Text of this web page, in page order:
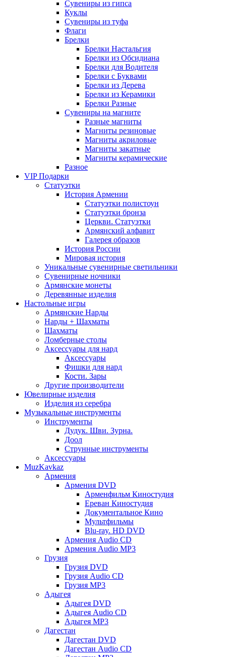
Сувениры из гипса
Куклы
Сувениры из туфа
Флаги
Брелки
Брелки Настальгия
Брелки из Обсидиана
Брелки для Водителя
Брелки с Буквами
Брелки из Дерева
Брелки из Керамики
Брелки Разные
Сувениры на магните
Разные магниты
Магниты резиновые
Магниты акриловые
Магниты закатные
Магниты керамические
Разное
VIP Подарки
Статуэтки
История Армении
Статуэтки полистоун
Статуэтки бронза
Церкви. Статуэтки
Армянский алфавит
Галерея образов
История России
Мировая история
Уникальные сувенирные светильники
Сувенирные ночники
Армянские монеты
Деревянные изделия
Настольные игры
Армянские Нарды
Нарды + Шахматы
Шахматы
Ломберные столы
Аксессуары для нард
Аксессуары
Фишки для нард
Кости. Зары
Другие производители
Ювелирные изделия
Изделия из серебра
Музыкальные инструменты
Инструменты
Дудук. Шви. Зурна.
Доол
Струнные инструменты
Аксессуары
MuzKavkaz
Армения
Армения DVD
Арменфильм Киностудия
Ереван Киностудия
Документальное Кино
Мультфильмы
Blu-ray. HD DVD
Армения Audio CD
Армения Audio MP3
Грузия
Грузия DVD
Грузия Audio CD
Грузия MP3
Адыгея
Адыгея DVD
Адыгея Audio CD
Адыгея MP3
Дагестан
Дагестан DVD
Дагестан Audio CD